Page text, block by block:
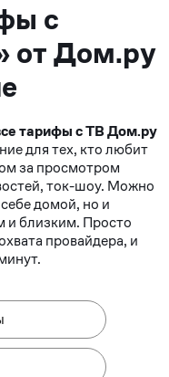
с
от Дом.ру
тарифы с ТВ Дом.ру
для тех, кто любит
за просмотром
ток-шоу. Можно
домой, но и
и близким. Просто
провайдера, и